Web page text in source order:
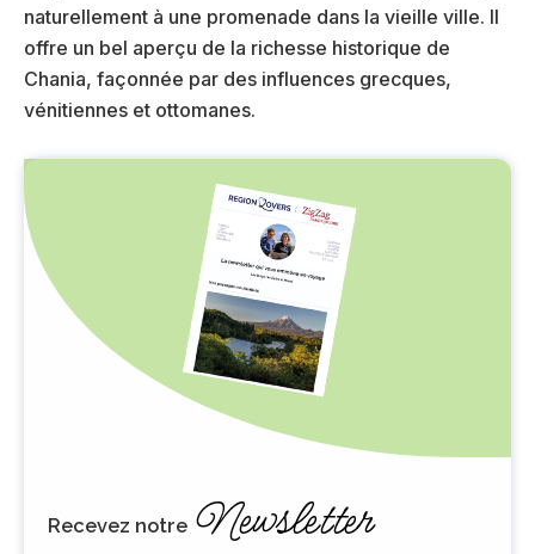
naturellement à une promenade dans la vieille ville. Il
offre un bel aperçu de la richesse historique de
Chania, façonnée par des influences grecques,
vénitiennes et ottomanes.
Recevez notre Newsletter